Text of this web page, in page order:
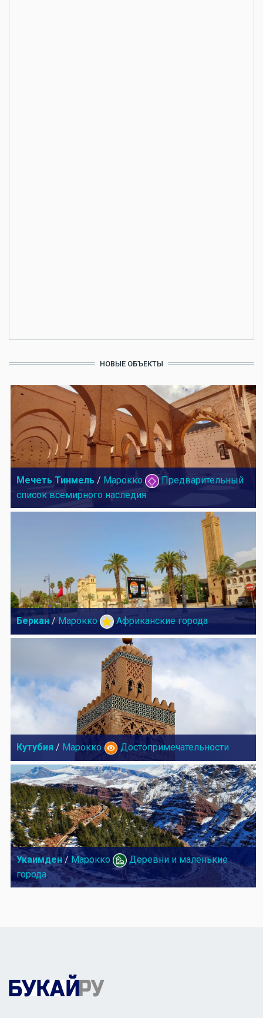
НОВЫЕ ОБЪЕКТЫ
Мечеть Тинмель / Марокко
Предварительный
список всемирного наследия
Беркан / Марокко Африканские города
Кутубия / Марокко Достопримечательности
Укаимден/ Марокко
Деревни и маленькие
города